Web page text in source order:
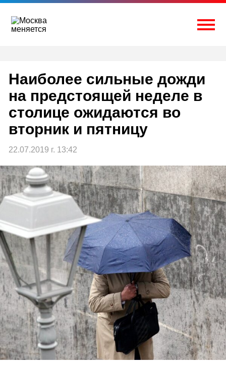
Перейти
содержимому
Наиболее сильные дожди
на предстоящей неделе в
столице ожидаются во
вторник и пятницу
22.07.2019 г. 13:42